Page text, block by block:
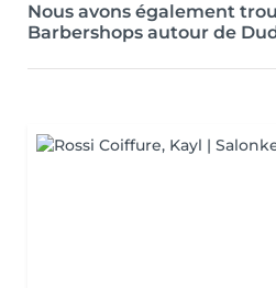
Nous avons également
Barbershops autour de